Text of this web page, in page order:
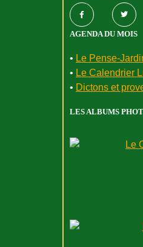
AGENDA DU MOIS
• Le Pense-
• Le Calendrier
• Dictons et
LES ALBUMS